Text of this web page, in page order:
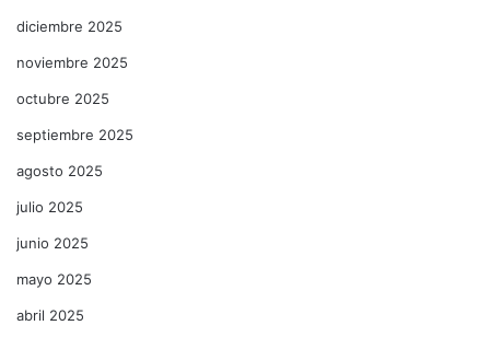
diciembre 2025
noviembre 2025
octubre 2025
septiembre 2025
agosto 2025
julio 2025
junio 2025
mayo 2025
abril 2025